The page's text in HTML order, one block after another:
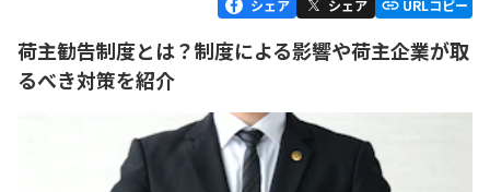
シェア
シェア URLコピー
荷主勧告制度とは？制度による影響や荷主企業が取
るべき対策を紹介